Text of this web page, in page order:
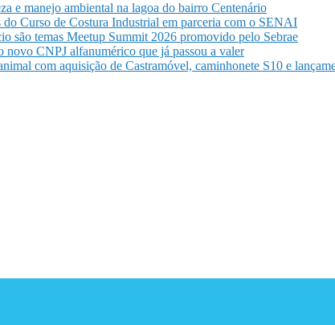
e manejo ambiental na lagoa do bairro Centenário
Curso de Costura Industrial em parceria com o SENAI
são temas Meetup Summit 2026 promovido pelo Sebrae
novo CNPJ alfanumérico que já passou a valer
com aquisição de Castramóvel, caminhonete S10 e